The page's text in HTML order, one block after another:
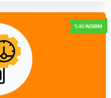
%80 İNDIRIM